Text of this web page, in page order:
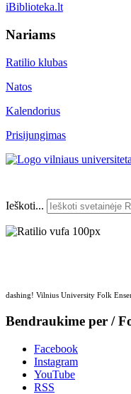
iBiblioteka.lt
Nariams
Ratilio klubas
Natos
Kalendorius
Prisijungimas
Ieškoti...
dashing! Vilnius University Folk
Bendraukime per /
Facebook
Instagram
YouTube
RSS